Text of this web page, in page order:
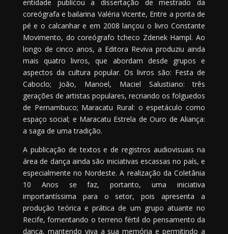
entidade publicou a dissertação de mestrado da
coreógrafa e bailarina Valéria Vicente, Entre a ponta de
pé e o calcanhar e em 2008 lançou o livro Constante
Movimento, do coreógrafo tcheco Zdenek Hampl. Ao
longo de cinco anos, a Editora Reviva produziu ainda
mais quatro livros, que abordam desde grupos e
aspectos da cultura popular. Os livros são: Festa de
Caboclo; João, Manoel, Maciel Salustiano: três
gerações de artistas populares, recriando os folguedos
de Pernambuco; Maracatu Rural: o espetáculo como
espaço social; e Maracatu Estrela de Ouro de Aliança:
a saga de uma tradição.
A publicação de textos e de registros audiovisuais na
área de dança ainda são iniciativas escassas no país, e
especialmente no Nordeste. A realização da Coletânia
10 Anos se faz, portanto, uma iniciativa
importantíssima para o setor, pois apresenta a
produção teórica e prática de um grupo atuante no
Recife, fomentando o terreno fértil do pensamento da
dança, mantendo viva a sua memória e permitindo a